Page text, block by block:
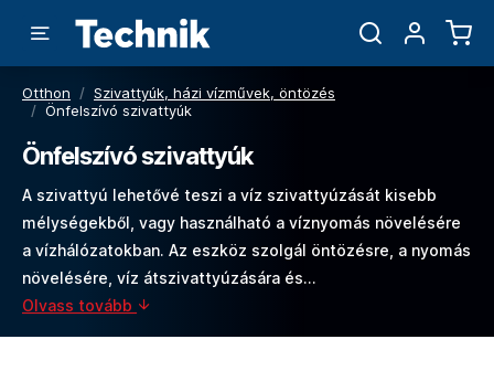
Otthon / Szivattyúk, házi vízművek, öntözés
/ Önfelszívó szivattyúk
Önfelszívó szivattyúk
A szivattyú lehetővé teszi a víz szivattyúzását kisebb
mélységekből, vagy használható a víznyomás növelésére
a vízhálózatokban. Az eszköz szolgál öntözésre, a nyomás
növelésére, víz átszivattyúzására és…
Olvass tovább